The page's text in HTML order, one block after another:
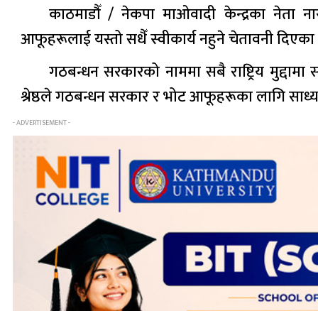
काठमाडौँ / नेकपा माओवादी केन्द्रका नेता
आफूहरूलाई यस्तो सधैँ स्वीकार्य नहुने चेतावनी
गठबन्धन सरकारको नाममा सबै राष्ट्रिय
श्रेष्ठले गठबन्धन सरकार र भोट आफूहरूका लागि
- ADVERTISEMENT -